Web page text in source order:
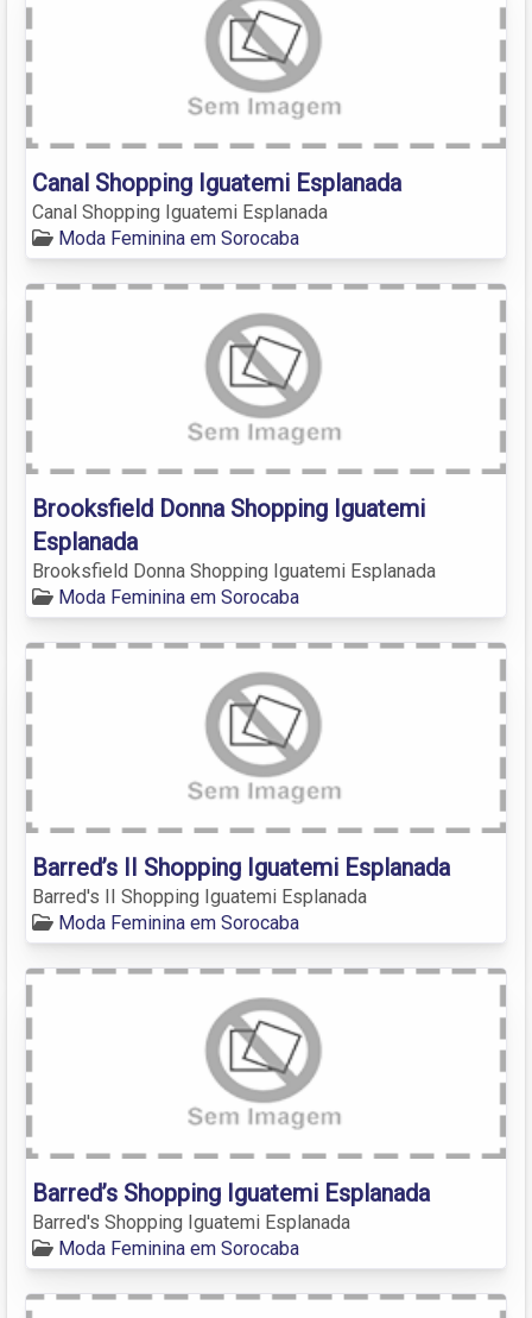
Canal Shopping Iguatemi Esplanada
Canal Shopping Iguatemi Esplanada
Moda Feminina em Sorocaba
Brooksfield Donna Shopping Iguatemi
Esplanada
Brooksfield Donna Shopping Iguatemi Esplanada
Moda Feminina em Sorocaba
Barred’s II Shopping Iguatemi Esplanada
Barred's II Shopping Iguatemi Esplanada
Moda Feminina em Sorocaba
Barred’s Shopping Iguatemi Esplanada
Barred's Shopping Iguatemi Esplanada
Moda Feminina em Sorocaba